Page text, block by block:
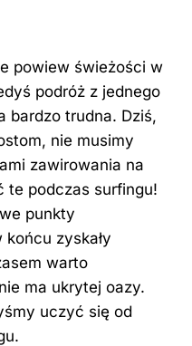
powiew świeżości w
podróż z jednego
bardzo trudna. Dziś,
nie musimy
zawirowania na
te podczas surfingu!
punkty
zyskały
warto
ma ukrytej oazy.
uczyć się od